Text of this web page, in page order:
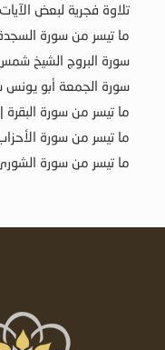
تلاوة فجرية لبعض
ما تيسر من سورة
سورة البروج الشيخ شمس
سورة الجمعة أبو يونس
ما تيسر من سورة
ما تيسر من سورة
ما تيسر من سورة